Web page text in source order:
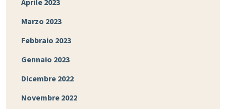
Aprile 2023
Marzo 2023
Febbraio 2023
Gennaio 2023
Dicembre 2022
Novembre 2022